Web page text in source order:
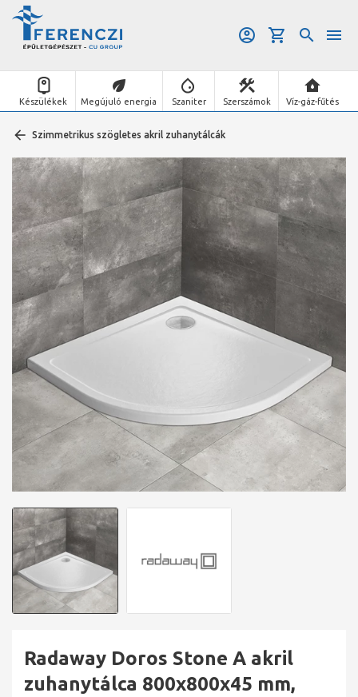
Készülékek Megújuló energia Szaniter Szerszámok Víz-gáz-fűtés
Szimmetrikus szögletes akril zuhanytálcák
Radaway Doros Stone A akril
zuhanytálca 800x800x45 mm,